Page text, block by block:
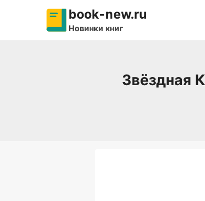
содержимому
book-new.ru
Новинки книг
Звёздная